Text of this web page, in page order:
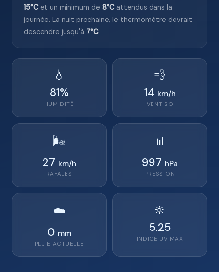
15°Cet un minimum de 8°Cattendus dans la
journée. La nuit prochaine, le thermomètre devrait
descendre jusqu'à 7°C.
💧
81%
HUMIDITÉ
💨
14 km/h
VENT SO
🌬️
27 km/h
RAFALES
📊
997 hPa
PRESSION
☁️
0 mm
PLUIE ACTUELLE
🔆
5.25
INDICE UV MAX